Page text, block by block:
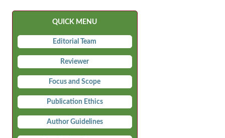
QUICK MENU
Editorial Team
Reviewer
Focus and Scope
Publication Ethics
Author Guidelines